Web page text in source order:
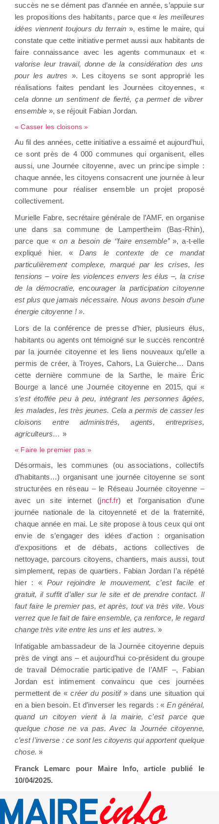
succès ne se dément pas d’année en année, s’appuie sur
les propositions des habitants, parce que «les meilleures
idées viennent toujours du terrain », estime le maire, qui
constate que cette initiative permet aussi aux habitants de
faire connaissance avec les agents communaux et «
valorise leur travail, donne de la considération des uns
pour les autres ». Les citoyens se sont approprié les
réalisations faites pendant les Journées citoyennes, «
cela donne un sentiment de fierté, ça permet de vibrer
ensemble », se réjouit Fabian Jordan.
« Casser les cloisons »
Au fil des années, cette initiative a essaimé et aujourd’hui,
ce sont près de 4 000 communes qui organisent, elles
aussi, une Journée citoyenne, avec un principe simple :
chaque année, les citoyens consacrent une journée à leur
commune pour réaliser ensemble un projet proposé
collectivement.
Murielle Fabre, secrétaire générale de l’AMF, en organise
une dans sa commune de Lampertheim (Bas-Rhin),
parce que «on a besoin de ‘’faire ensemble’’», a-t-elle
expliqué hier. «Dans le contexte de ce mandat
particulièrement complexe, marqué par les crises, les
tensions – voire les violences envers les élus –, la crise
de la démocratie, encourager la participation citoyenne
est plus que jamais nécessaire. Nous avons besoin d’une
énergie citoyenne ! ».
Lors de la conférence de presse d’hier, plusieurs élus,
habitants ou agents ont témoigné sur le succès rencontré
par la journée citoyenne et les liens nouveaux qu’elle a
permis de créer, à Troyes, Cahors, La Guierche… Dans
cette dernière commune de la Sarthe, le maire Éric
Bourge a lancé une Journée citoyenne en 2015, qui «
s’est étoffée peu à peu, intégrant les personnes âgées,
les malades, les très jeunes. Cela a permis de casser les
cloisons entre administrés, agents, entreprises,
agriculteurs… »
« Faire le premier pas »
Désormais, les communes (ou associations, collectifs
d’habitants…) organisant une journée citoyenne se sont
structurées en réseau – le Réseau Journée citoyenne –
avec un site internet (jncf.fr) et l’organisation d’une
journée nationale de la citoyenneté et de la fraternité,
chaque année en mai. Le site propose à tous ceux qui ont
envie de s’engager des idées d’action : organisation
d’expositions et de débats, actions collectives de
nettoyage, parcours citoyens, chantiers, mais aussi, tout
simplement, repas de quartiers. Fabian Jordan l’a répété
hier : « Pour rejoindre le mouvement, c’est facile et
gratuit, il suffit d’aller sur le site et de prendre contact. Il
faut faire le premier pas, et après, tout va très vite. Vous
verrez que le fait de faire ensemble, ça renforce, le regard
change très vite entre les uns et les autres.»
Infatigable ambassadeur de la Journée citoyenne depuis
près de vingt ans – et aujourd’hui co-président du groupe
de travail Démocratie participative de l’AMF –, Fabian
Jordan est intimement convaincu que ces journées
permettent de « créer du positif» dans une situation qui
en a bien besoin. Et d’inverser les regards : « En général,
quand un citoyen vient à la mairie, c’est parce que
quelque chose ne va pas. Avec la Journée citoyenne,
c’est l’inverse : ce sont les citoyens qui apportent quelque
chose. »
Franck Lemarc pour Maire Info, article publié le
10/04/2025.